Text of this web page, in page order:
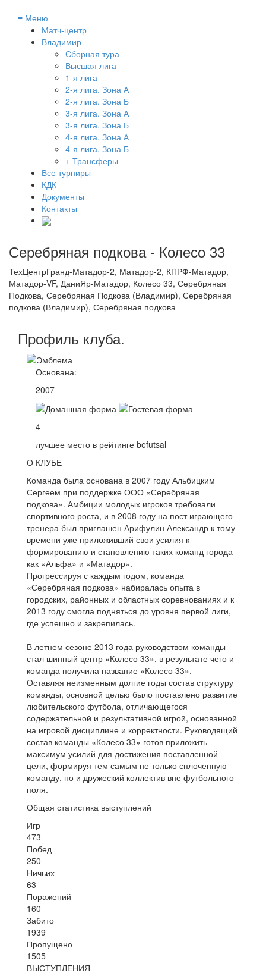
≡ Меню
Матч-центр
Владимир
Сборная тура
Высшая лига
1-я лига
2-я лига. Зона А
2-я лига. Зона Б
3-я лига. Зона А
3-я лига. Зона Б
4-я лига. Зона А
4-я лига. Зона Б
+ Трансферы
Все турниры
КДК
Документы
Контакты
Серебряная подкова - Колесо 33
ТехЦентрГранд-Матадор-2, Матадор-2, КПРФ-Матадор,
Матадор-VF, ДаниЯр-Матадор, Колесо 33, Серебряная
Подкова, Серебряная Подкова (Владимир), Серебряная
подкова (Владимир), Серебряная подкова
Профиль клуба.
Основана:
2007
4
лучшее место в рейтинге befutsal
О КЛУБЕ
Команда была основана в 2007 году Альбицким
Сергеем при поддержке ООО «Серебряная
подкова». Амбиции молодых игроков требовали
спортивного роста, и в 2008 году на пост играющего
тренера был приглашен Арифулин Александр к тому
времени уже приложивший свои усилия к
формированию и становлению таких команд города
как «Альфа» и «Матадор».
Прогрессируя с каждым годом, команда
«Серебряная подкова» набиралась опыта в
городских, районных и областных соревнованиях и к
2013 году смогла подняться до уровня первой лиги,
где успешно и закрепилась.
В летнем сезоне 2013 года руководством команды
стал шинный центр «Колесо 33», в результате чего и
команда получила название «Колесо 33».
Оставляя неизменным долгие годы состав структуру
команды, основной целью было поставлено развитие
любительского футбола, отличающегося
содержательной и результативной игрой, основанной
на игровой дисциплине и корректности. Руководящий
состав команды «Колесо 33» готов приложить
максимум усилий для достижения поставленной
цели, формируя тем самым не только сплоченную
команду, но и дружеский коллектив вне футбольного
поля.
Общая статистика выступлений
Игр
473
Побед
250
Ничьих
63
Поражений
160
Забито
1939
Пропущено
1505
ВЫСТУПЛЕНИЯ